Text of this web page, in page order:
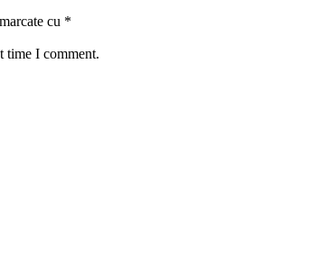
cu *
time I comment.